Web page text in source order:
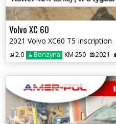
Volvo XC 60
2021 Volvo XC60 T5 Inscription
2.0 Benzyna KM 250 2021